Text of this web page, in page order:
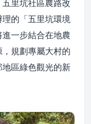
里坑社區農路改
的「五里坑環境
一步結合在地農
規劃專屬大村的
區綠色觀光的新